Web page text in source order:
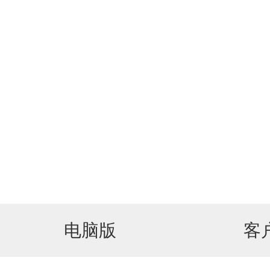
电脑版 客